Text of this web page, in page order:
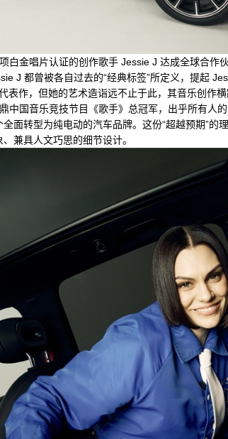
白金唱片认证的创作歌手 Jessie J 达成全球合作
J 都曾被各自过去的“经典标签”所定义，提起
表作，但她的艺术造诣远不止于此，其音乐创作
中国音乐竞技节目《歌手》总冠军，出乎所有人
面转型为纯电动的汽车品牌。这份“超越预期”
兼具人文巧思的细节设计。